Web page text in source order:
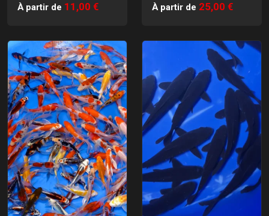
À partir de 11,00 € À partir de 25,00 €